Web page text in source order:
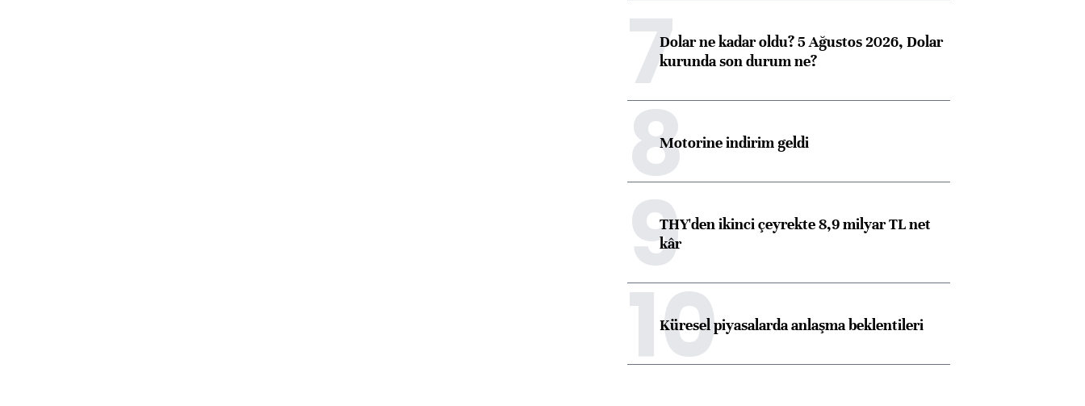
7Dolar ne kadar oldu? 5 Ağustos 2026, Dolar
kurunda son durum ne?
8Motorine indirim geldi
9THY'den ikinci çeyrekte 8,9 milyar TL net
kâr
10
Küresel piyasalarda anlaşma beklentileri